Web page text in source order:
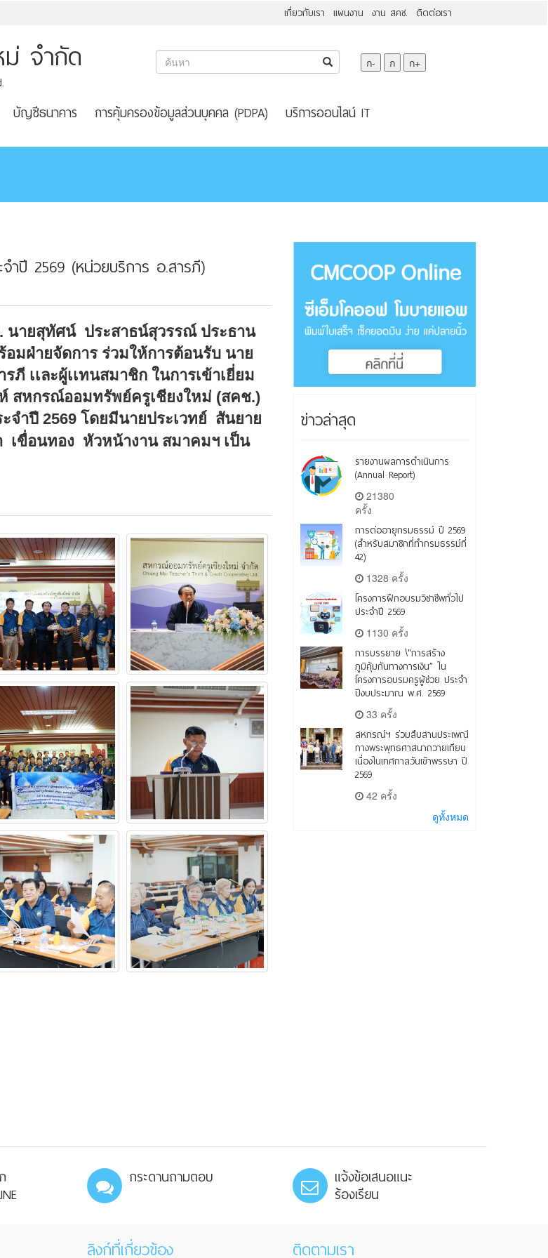
เกี่ยวกับเรา แผนงาน งาน สคช. ติดต่อเรา
จำกัด ก- ก ก+
บัญชีธนาคาร การคุ้มครองข้อมูลส่วนบุคคล (PDPA) บริการออนไลน์ IT
ำปี 2569 (หน่วยบริการ อ.สารภี)
นายสุทัศน์ ประสาธน์สุวรรณ์ ประธาน
มฝ่ายจัดการ ร่วมให้การต้อนรับ นาย
ภี เเละผู้เเทนสมาชิก ในการเข้าเยี่ยม
สหกรณ์ออมทรัพย์ครูเชียงใหม่ (สคช.)
จำปี 2569 โดยมีนายประเวทย์ สันยาย
เขื่อนทอง หัวหน้างาน สมาคมฯ เป็น
ข่าวล่าสุด
รายงานผลการดำเนินการ
(Annual Report)
21380
ครั้ง
การต่ออายุกรมธรรม์ ปี 2569
(สำหรับสมาชิกที่ทำกรมธรรม์ที่
42)
1328 ครั้ง
โครงการฝึกอบรมวิชาชีพทั่วไป
ประจำปี 2569
1130 ครั้ง
การบรรยาย \"การสร้าง
ภูมิคุ้มกันทางการเงิน” ใน
โครงการอบรมครูผู้ช่วย ประจำ
ปีงบประมาณ พ.ศ. 2569
33 ครั้ง
สหกรณ์ฯ ร่วมสืบสานประเพณี
ทางพระพุทธศาสนาถวายเทียน
เนื่องในเทศกาลวันเข้าพรรษา ปี
2569
42 ครั้ง
ดูทั้งหมด
กระดานถามตอบ แจ้งข้อเสนอแนะ
ร้องเรียน
ลิงก์ที่เกี่ยวข้อง ติดตามเรา